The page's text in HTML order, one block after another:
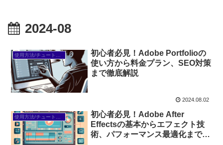
2024-08
初心者必見！Adobe Portfolioの
使い方から料金プラン、SEO対策
まで徹底解説
2024.08.02
初心者必見！Adobe After
Effectsの基本からエフェクト技
術、パフォーマンス最適化まで徹